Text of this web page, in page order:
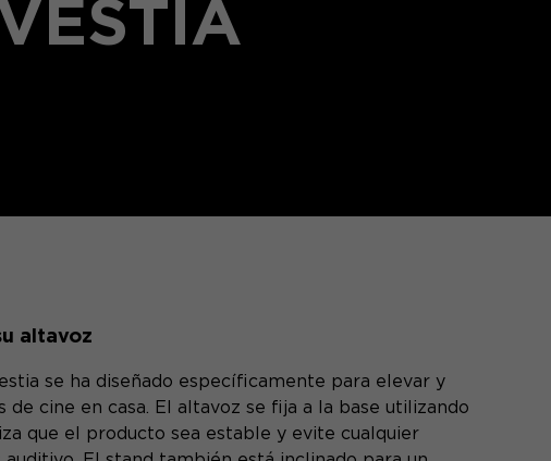
altavoz
se ha diseñado específicamente para elevar y
cine en casa. El altavoz se fija a la base utilizando
que el producto sea estable y evite cualquier